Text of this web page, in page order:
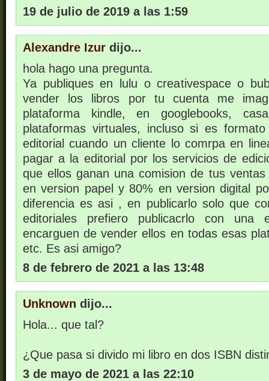
19 de julio de 2019 a las 1:59
Alexandre Izur dijo...
hola hago una pregunta.
Ya publiques en lulu o creativespace o
vender los libros por tu cuenta me
plataforma kindle, en googlebooks,
plataformas virtuales, incluso si es
editorial cuando un cliente lo comrpa en
pagar a la editorial por los servicios de
que ellos ganan una comision de tus
en version papel y 80% en version digital
diferencia es asi , en publicarlo solo que
editoriales prefiero publicacrlo con una
encarguen de vender ellos en todas esas
etc. Es asi amigo?
8 de febrero de 2021 a las 13:48
Unknown dijo...
Hola... que tal?
¿Que pasa si divido mi libro en dos ISBN
3 de mayo de 2021 a las 22:10